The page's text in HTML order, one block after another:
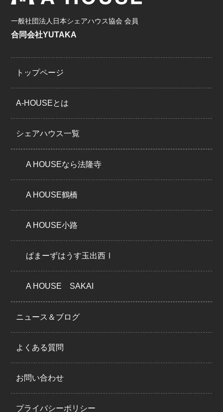
一般社団法人日本シェアハウス協会 会員
合同会社YUTAKA
トップページ
A-HOUSEとは
シェアハウス一覧
A HOUSEなら法隆寺
A HOUSE鶴橋
A HOUSE小路
ぱまーずはうす玉出西Ⅰ
A HOUSE SAKAI
ニュース＆ブログ
よくある質問
お問い合わせ
プライバシーポリシー